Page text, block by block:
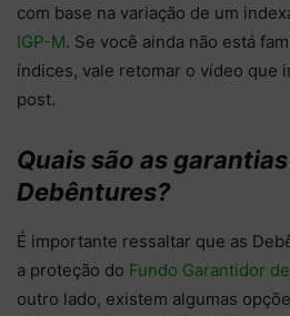
com base na variação de um
IGP-M. Se você ainda não está
índices, vale retomar o vídeo que
post.
Quais são as
Debêntures?
É importante ressaltar que as
a proteção do Fundo Garantidor
outro lado, existem algumas